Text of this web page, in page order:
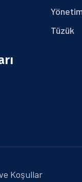
Tüzük
Koşullar